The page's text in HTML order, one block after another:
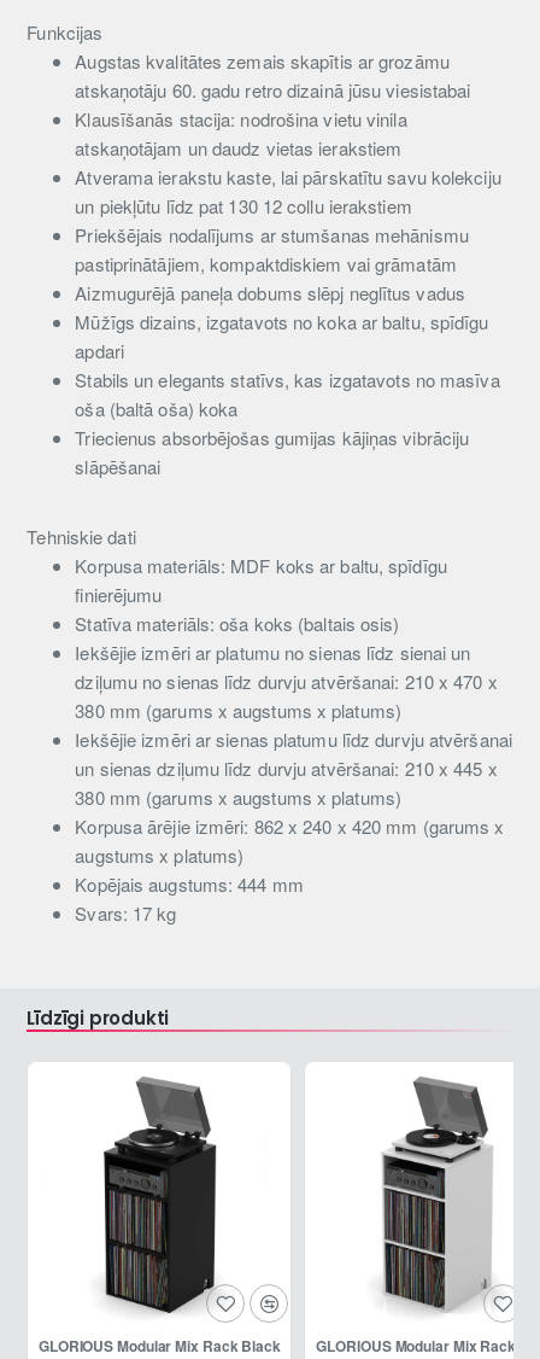
Funkcijas
Augstas kvalitātes zemais skapītis ar grozāmu
atskaņotāju 60. gadu retro dizainā jūsu viesistabai
Klausīšanās stacija: nodrošina vietu vinila
atskaņotājam un daudz vietas ierakstiem
Atverama ierakstu kaste, lai pārskatītu savu kolekciju
un piekļūtu līdz pat 130 12 collu ierakstiem
Priekšējais nodalījums ar stumšanas mehānismu
pastiprinātājiem, kompaktdiskiem vai grāmatām
Aizmugurējā paneļa dobums slēpj neglītus vadus
Mūžīgs dizains, izgatavots no koka ar baltu, spīdīgu
apdari
Stabils un elegants statīvs, kas izgatavots no masīva
oša ​​(baltā oša) koka
Triecienus absorbējošas gumijas kājiņas vibrāciju
slāpēšanai
Tehniskie dati
Korpusa materiāls: MDF koks ar baltu, spīdīgu
finierējumu
Statīva materiāls: oša koks (baltais osis)
Iekšējie izmēri ar platumu no sienas līdz sienai un
dziļumu no sienas līdz durvju atvēršanai: 210 x 470 x
380 mm (garums x augstums x platums)
Iekšējie izmēri ar sienas platumu līdz durvju atvēršanai
un sienas dziļumu līdz durvju atvēršanai: 210 x 445 x
380 mm (garums x augstums x platums)
Korpusa ārējie izmēri: 862 x 240 x 420 mm (garums x
augstums x platums)
Kopējais augstums: 444 mm
Svars: 17 kg
Līdzīgi produkti
GLORIOUS Modular Mix Rack Black GLORIOUS Modular Mix Rack